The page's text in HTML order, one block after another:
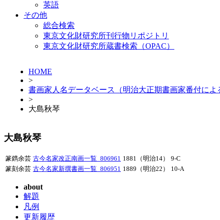
英語
その他
総合検索
東京文化財研究所刊行物リポジトリ
東京文化財研究所蔵書検索（OPAC）
HOME
>
書画家人名データベース（明治大正期書画家番付によ
>
大島秋琴
大島秋琴
篆鐫余芸 古今名家改正南画一覧_806961 1881（明治14）
9-C
篆刻余芸 古今名家新撰書画一覧_806951 1889（明治22） 10-A
about
解題
凡例
更新履歴